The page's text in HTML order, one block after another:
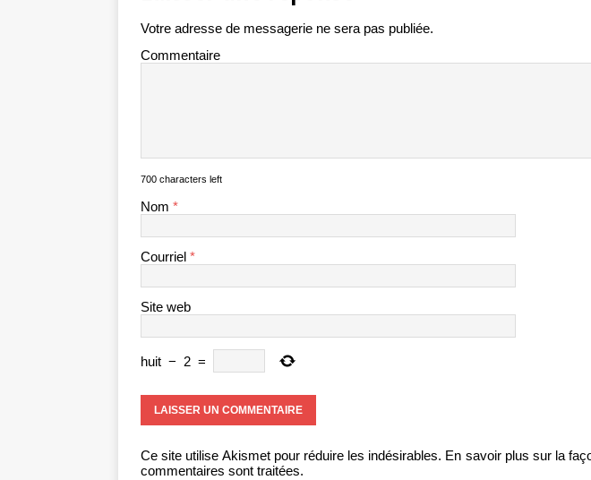
Votre adresse de messagerie ne sera pas publiée.
Commentaire
700 characters left
Nom *
Courriel *
Site web
huit − 2 =
Ce site utilise Akismet pour réduire les indésirables. En savoir plus sur la
commentaires sont traitées.